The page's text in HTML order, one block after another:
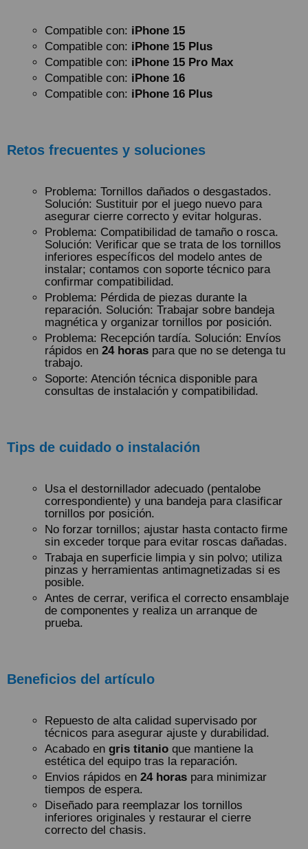
Compatible con: iPhone 15
Compatible con: iPhone 15 Plus
Compatible con: iPhone 15 Pro Max
Compatible con: iPhone 16
Compatible con: iPhone 16 Plus
Retos frecuentes y soluciones
Problema: Tornillos dañados o desgastados.
Solución: Sustituir por el juego nuevo para
asegurar cierre correcto y evitar holguras.
Problema: Compatibilidad de tamaño o rosca.
Solución: Verificar que se trata de los tornillos
inferiores específicos del modelo antes de
instalar; contamos con soporte técnico para
confirmar compatibilidad.
Problema: Pérdida de piezas durante la
reparación. Solución: Trabajar sobre bandeja
magnética y organizar tornillos por posición.
Problema: Recepción tardía. Solución: Envíos
rápidos en 24 horas para que no se detenga tu
trabajo.
Soporte: Atención técnica disponible para
consultas de instalación y compatibilidad.
Tips de cuidado o instalación
Usa el destornillador adecuado (pentalobe
correspondiente) y una bandeja para clasificar
tornillos por posición.
No forzar tornillos; ajustar hasta contacto firme
sin exceder torque para evitar roscas dañadas.
Trabaja en superficie limpia y sin polvo; utiliza
pinzas y herramientas antimagnetizadas si es
posible.
Antes de cerrar, verifica el correcto ensamblaje
de componentes y realiza un arranque de
prueba.
Beneficios del artículo
Repuesto de alta calidad supervisado por
técnicos para asegurar ajuste y durabilidad.
Acabado en gris titanio que mantiene la
estética del equipo tras la reparación.
Envios rápidos en 24 horas para minimizar
tiempos de espera.
Diseñado para reemplazar los tornillos
inferiores originales y restaurar el cierre
correcto del chasis.